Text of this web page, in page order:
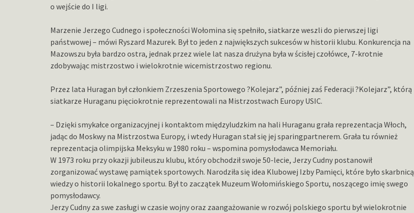
o wejście do I ligi.
Marzenie Jerzego Cudnego i społeczności Wołomina się spełniło, siatkarze weszli do pierwszej ligi
państwowej – mówi Ryszard Mazurek. Był to jeden z największych sukcesów w historii klubu. Konkurencja na
Mazowszu była bardzo ostra, jednak przez wiele lat nasza drużyna była w ścisłej czołówce, 7-krotnie
zdobywając mistrzostwo i wielokrotnie wicemistrzostwo regionu.
Przez lata Huragan był członkiem Zrzeszenia Sportowego ?Kolejarz”, później zaś Federacji ?Kolejarz”, którą
siatkarze Huraganu pięciokrotnie reprezentowali na Mistrzostwach Europy USIC.
– Dzięki smykałce organizacyjnej i kontaktom międzyludzkim na hali Huraganu grała reprezentacja Włoch,
jadąc do Moskwy na Mistrzostwa Europy, i wtedy Huragan stał się jej sparingpartnerem. Grała tu również
reprezentacja olimpijska Meksyku w 1980 roku – wspomina pomysłodawca Memoriału.
W 1973 roku przy okazji jubileuszu klubu, który obchodził swoje 50-lecie, Jerzy Cudny postanowił
zorganizować wystawę pamiątek sportowych. Narodziła się idea Klubowej Izby Pamięci, które było skarbnicą
wiedzy o historii lokalnego sportu. Był to zaczątek Muzeum Wołomińskiego Sportu, noszącego imię swego
pomysłodawcy.
Jerzy Cudny za swe zasługi w czasie wojny oraz zaangażowanie w rozwój polskiego sportu był wielokrotnie